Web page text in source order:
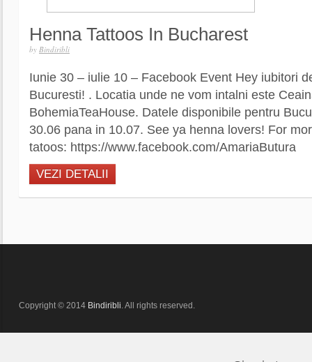
Henna Tattoos In Bucharest
by Bindiribli
Iunie 30 – iulie 10 – Facebook Event Hey iubitori
Bucuresti! . Locatia unde ne vom intalni este
BohemiaTeaHouse. Datele disponibile pentru
30.06 pana in 10.07. See ya henna lovers! For
tatoos: https://www.facebook.com/AmariaButura
VEZI DETALII
Copyright © 2014 Bindiribli. All rights reserved.